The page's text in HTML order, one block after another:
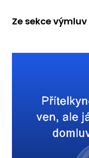
Ze sekce výmluv